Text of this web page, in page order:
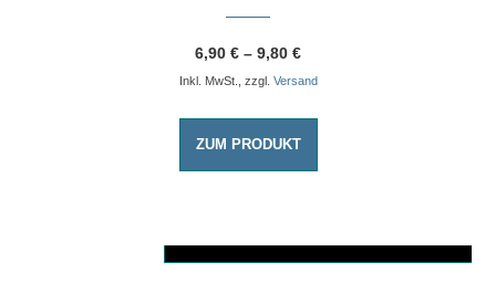
6,90 € – 9,80 €
Inkl. MwSt., zzgl. Versand
ZUM PRODUKT
Dieses Produkt weist mehrere Varianten auf. Die Optionen können auf der Produktseite gewählt werden